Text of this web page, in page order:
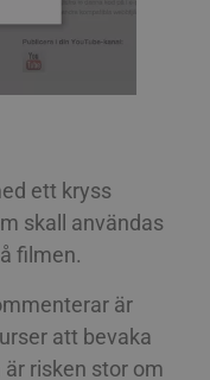
ett kryss
skall användas
filmen.
är
att bevaka
risken stor om